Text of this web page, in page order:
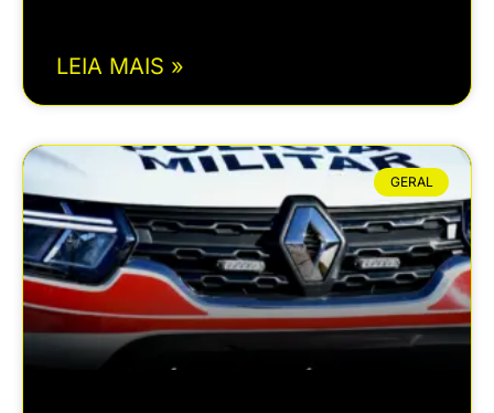
LEIA MAIS »
GERAL